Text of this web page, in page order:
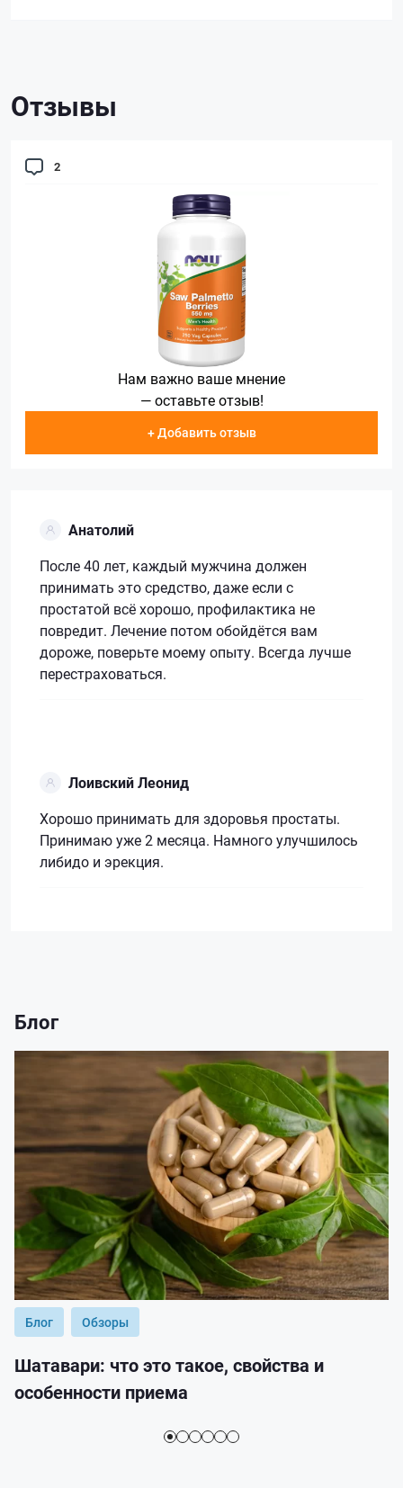
Отзывы
2
Нам важно ваше мнение
— оставьте отзыв!
+ Добавить отзыв
Анатолий
После 40 лет, каждый мужчина должен
принимать это средство, даже если с
простатой всё хорошо, профилактика не
повредит. Лечение потом обойдётся вам
дороже, поверьте моему опыту. Всегда лучше
перестраховаться.
Лоивский Леонид
Хорошо принимать для здоровья простаты.
Принимаю уже 2 месяца. Намного улучшилось
либидо и эрекция.
Блог
Блог Обзоры
Шатавари: что это такое, свойства и
особенности приема